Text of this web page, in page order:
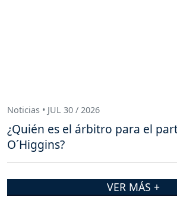
Noticias • JUL 30 / 2026
¿Quién es el árbitro para el
O´Higgins?
VER MÁS +